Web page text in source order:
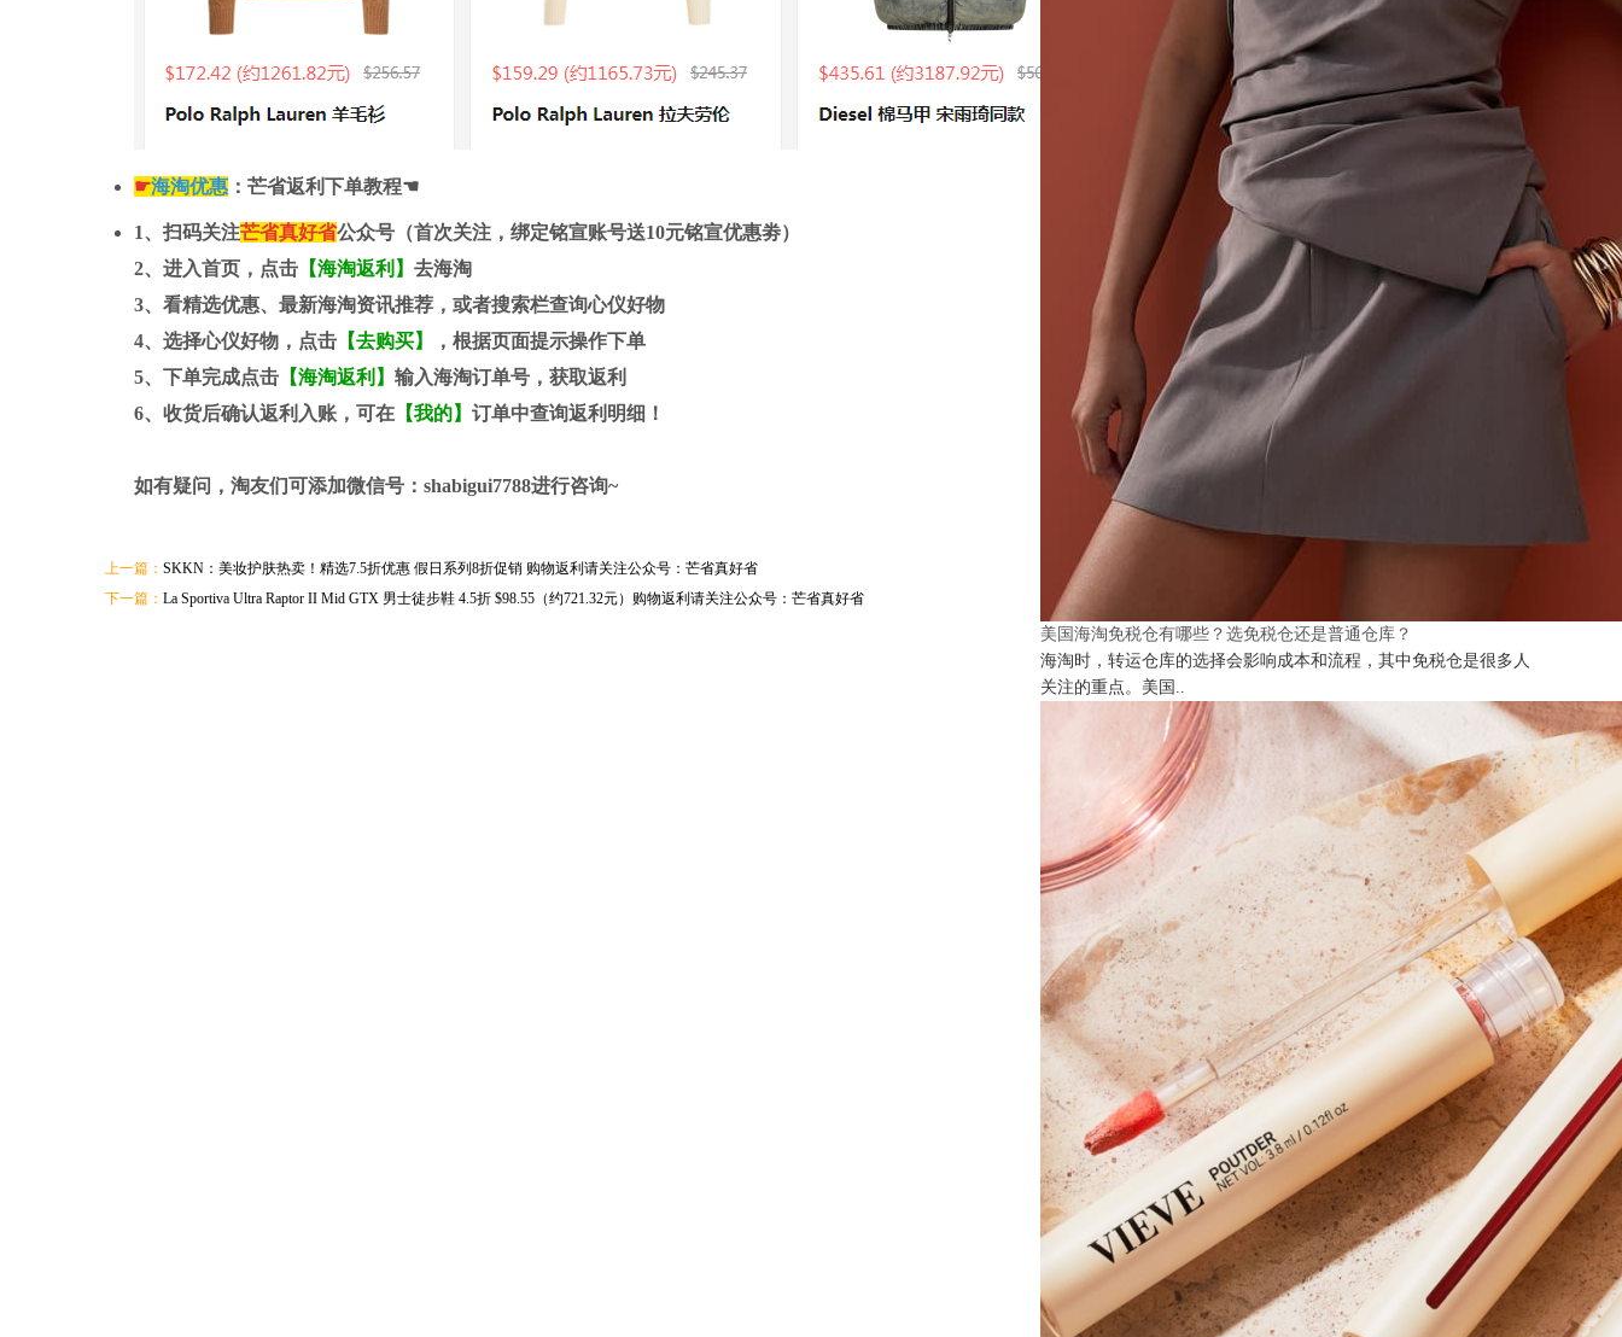
☛海淘优惠 ：芒省返利下单教程☚
1、扫码关注芒省真好省公众号（首次关注，绑定铭宣账号送10元铭宣优惠劵）
2、进入首页，点击 【海淘返利】 去海淘
3、看精选优惠、最新海淘资讯推荐，或者搜索栏查询心仪好物
4、选择心仪好物，点击 【去购买】
，根据页面提示操作下单
5、下单完成点击 【海淘返利】 输入海淘订单号，获取返利
6、收货后确认返利入账，可在 【我的】 订单中查询返利明细！
如有疑问，淘友们可添加微信号： shabigui7788进行咨询~
上一篇： SKKN：美妆护肤热卖！精选7.5折优惠 假日系列8折促销 购物返利请关注公众号：芒省真好省
下一篇： La Sportiva Ultra Raptor II Mid GTX 男士徒步鞋 4.5折 $98.55（约721.32元）购物返利请关注公众号：芒省真好省
美国海淘免税仓有哪些？选免税仓还是普通仓库？
海淘时，转运仓库的选择会影响成本和流程，其中免税仓是很多人
关注的重点。美国..